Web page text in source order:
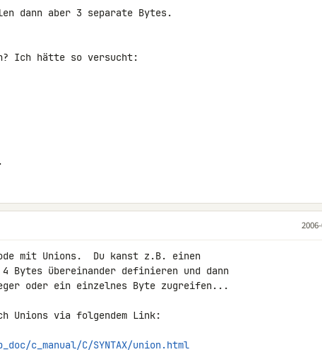
dann aber 3 separate Bytes.
Ich hätte so versucht:
mit Unions.  Du kanst z.B. einen
Bytes übereinander definieren und dann
oder ein einzelnes Byte zugreifen...
Unions via folgendem Link:
c_manual/C/SYNTAX/union.html